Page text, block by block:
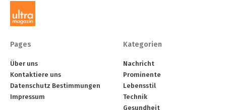
Pages
Über uns
Kontaktiere uns
Datenschutz Bestimmungen
Impressum
Kategorien
Nachricht
Prominente
Lebensstil
Technik
Gesundheit